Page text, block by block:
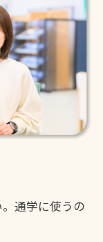
通学に使うの